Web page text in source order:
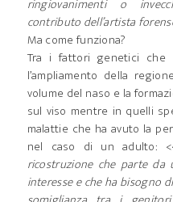
ringiovanimenti o
contributo dell’artista
Ma come funziona?
Tra i fattori genetici
l’ampliamento della
volume del naso e la
sul viso mentre in quelli
malattie che ha avuto la
nel caso di un adulto:
ricostruzione che parte
interesse e che ha bisogno